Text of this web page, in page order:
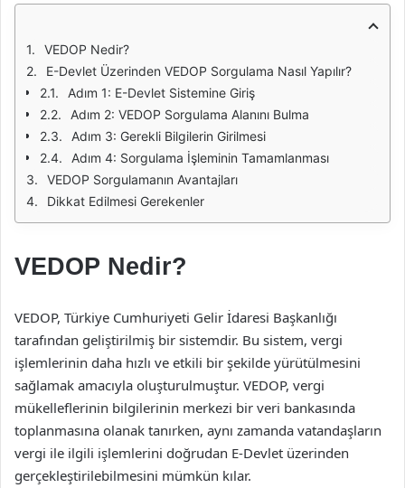
VEDOP Nedir?
E-Devlet Üzerinden VEDOP Sorgulama Nasıl Yapılır?
Adım 1: E-Devlet Sistemine Giriş
Adım 2: VEDOP Sorgulama Alanını Bulma
Adım 3: Gerekli Bilgilerin Girilmesi
Adım 4: Sorgulama İşleminin Tamamlanması
VEDOP Sorgulamanın Avantajları
Dikkat Edilmesi Gerekenler
VEDOP Nedir?
VEDOP, Türkiye Cumhuriyeti Gelir İdaresi Başkanlığı
tarafından geliştirilmiş bir sistemdir. Bu sistem, vergi
işlemlerinin daha hızlı ve etkili bir şekilde yürütülmesini
sağlamak amacıyla oluşturulmuştur. VEDOP, vergi
mükelleflerinin bilgilerinin merkezi bir veri bankasında
toplanmasına olanak tanırken, aynı zamanda vatandaşların
vergi ile ilgili işlemlerini doğrudan E-Devlet üzerinden
gerçekleştirilebilmesini mümkün kılar.